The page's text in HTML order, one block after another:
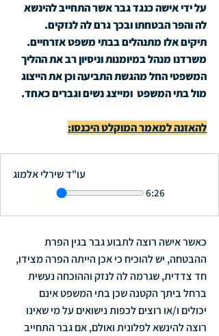
על ידי אישה כנגד גבר אשר התחייב להינשא
לה והפר הבטחתו ובכך גרם לה לנזקים.
תיקים אלו מתנהלים בבתי משפט אזרחיים.
משרדנו מנהל במיומנות וניסיון רב את ההליך
המשפטי החל מהגשת התביעה וכן את הייצוג
מול בתי המשפט  ומייצג נשים וגברים כאחד.
להאזנה למאמר המוקלט היכנסו:
עו"ד שירלי אלמוג
6:26
כאשר אישה רוצה לתבוע גבר בגין הפרת
ההבטחה, יש להוכיח כי אכן הייתה הפרה מצידו,
חד צדדית, שגרמה לה לנזק וההוכחה נעשית
ברחל ביתך הקטנה שכן בתי המשפט אינם
יכולים ו/או רוצים לכפות נישואים על מי שאינו
רוצה להינשא לפלונית ואולם, אם גבר התחייב